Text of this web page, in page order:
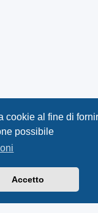
cookie al fine di
possibile
Accetto